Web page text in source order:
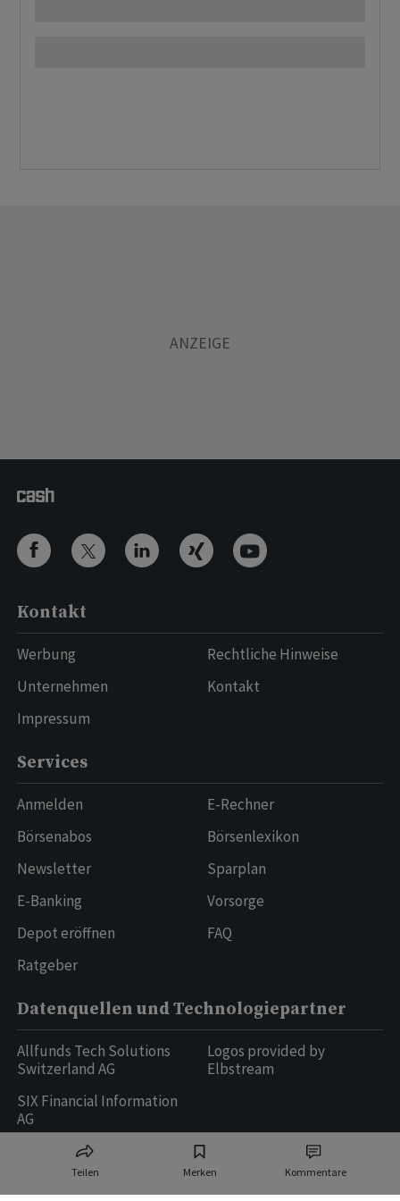
Teilen Merken Kommentare
Kontakt
Werbung
Unternehmen
Impressum
Rechtliche Hinweise
Kontakt
Services
Anmelden
Börsenabos
Newsletter
E-Banking
Depot eröffnen
Ratgeber
E-Rechner
Börsenlexikon
Sparplan
Vorsorge
FAQ
Datenquellen und Technologiepartner
Allfunds Tech Solutions
Switzerland AG
SIX Financial Information
AG
Logos provided by
Elbstream